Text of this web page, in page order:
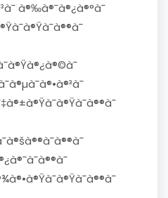
à®‰à®¯à®¿à®°à¯